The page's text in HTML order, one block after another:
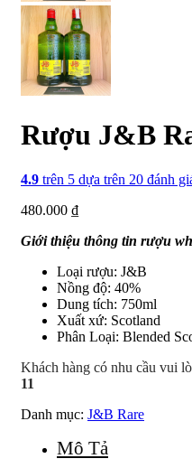
Rượu J&B
4.9 trên 5 dựa trên 20 đánh
480.000 ₫
Giới thiệu thông tin rượu
Loại rượu: J&B
Nồng độ: 40%
Dung tích: 750ml
Xuất xứ: Scotland
Phân Loại: Blended
Khách hàng có nhu cầu vui
11
Danh mục: J&B Rare
Mô Tả